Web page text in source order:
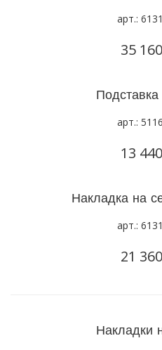
арт.:
35
арт.:
13
Накладка на
арт.:
21
Накладки